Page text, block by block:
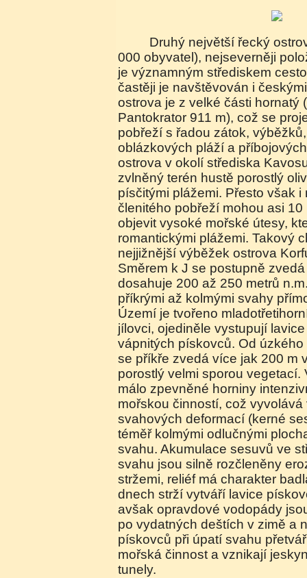
Druhý největší řecký
000 obyvatel), nejseverněji
je významným střediskem
častěji je navštěvován i
ostrova je z velké části hornatý
Pantokrator 911 m), což se
pobřeží s řadou zátok,
oblázkových pláží a
ostrova v okolí střediska
zvlněný terén hustě porostlý
písčitými plážemi. Přesto však
členitého pobřeží mohou asi
objevit vysoké mořské útesy,
romantickými plážemi. Takový
nejjižnější výběžek ostrova
Směrem k J se postupně
dosahuje 200 až 250 metrů
příkrými až kolmými svahy
Území je tvořeno
jílovci, ojediněle vystupují
vápnitých pískovců. Od
se příkře zvedá více jak 200 m
porostlý velmi sporou vegetací.
málo zpevněné horniny
mořskou činností, což
svahových deformací (kerné
téměř kolmými odlučnými
svahu. Akumulace sesuvů ve
svahu jsou silně rozčleněny
stržemi, reliéf má charakter
dnech strží vytváří lavice
avšak opravdové vodopády
po vydatných deštích v zimě a
pískovců při úpatí svahu
mořská činnost a vznikají
tunely.